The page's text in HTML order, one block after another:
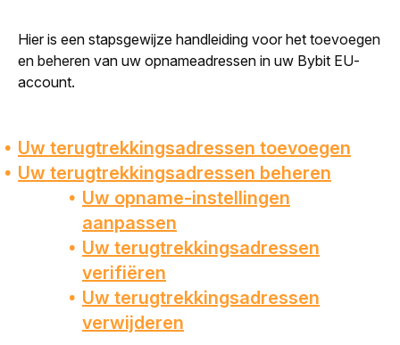
Hier is een stapsgewijze handleiding voor het toevoegen
en beheren van uw opnameadressen in uw Bybit EU-
account.
Uw terugtrekkingsadressen toevoegen
Uw terugtrekkingsadressen beheren
Uw opname-instellingen
aanpassen
Uw terugtrekkingsadressen
verifiëren
Uw terugtrekkingsadressen
verwijderen